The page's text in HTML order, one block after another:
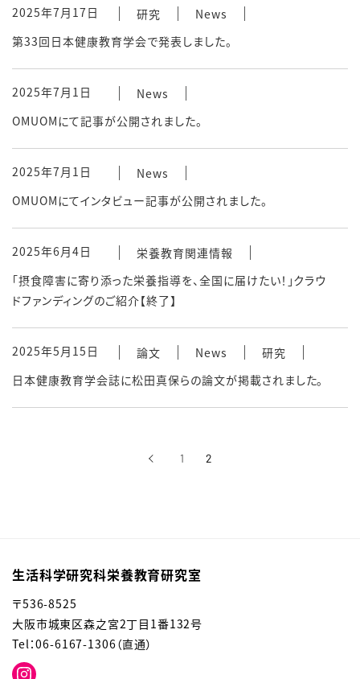
2025年7月17日 研究
News
第33回日本健康教育学会で発表しました。
2025年7月1日
News
OMUOMにて記事が公開されました。
2025年7月1日
News
OMUOMにてインタビュー記事が公開されました。
2025年6月4日
栄養教育関連情報
「摂食障害に寄り添った栄養指導を、全国に届けたい！」クラウ
ドファンディングのご紹介【終了】
2025年5月15日 論文 News
研究
日本健康教育学会誌に松田真保らの論文が掲載されました。
‹前へ 1 2
生活科学研究科栄養教育研究室
〒536-8525
大阪市城東区森之宮2丁目1番132号
Tel：06-6167-1306（直通）